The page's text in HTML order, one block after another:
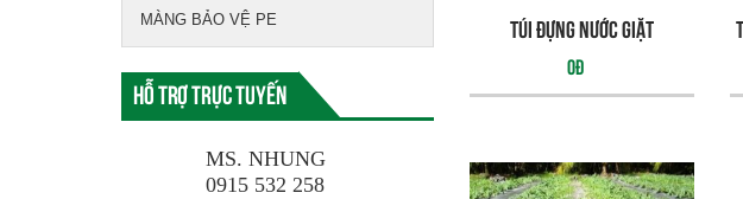
MÀNG BẢO VỆ PE
Hỗ trợ trực tuyến
MS. NHUNG
0915 532 258
Túi đựng nước giặt
0đ